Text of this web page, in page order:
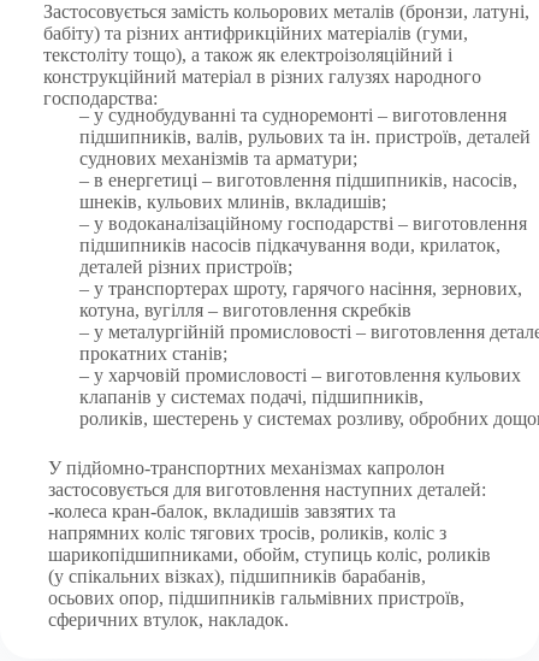
Застосовується замість кольорових металів (бронзи, латуні,
бабіту) та різних антифрикційних матеріалів (гуми,
текстоліту тощо), а також як електроізоляційний і
конструкційний матеріал в різних галузях народного
господарства:
– у суднобудуванні та судноремонті – виготовлення
підшипників, валів, рульових та ін. пристроїв, деталей
суднових механізмів та арматури;
– в енергетиці – виготовлення підшипників, насосів,
шнеків, кульових млинів, вкладишів;
– у водоканалізаційному господарстві – виготовлення
підшипників насосів підкачування води, крилаток,
деталей різних пристроїв;
– у транспортерах шроту, гарячого насіння, зернових,
котуна, вугілля – виготовлення скребків
– у металургійній промисловості – виготовлення
прокатних станів;
– у харчовій промисловості – виготовлення кульових
клапанів у системах подачі, підшипників,
роликів, шестерень у системах розливу, обробних
У підйомно-транспортних механізмах капролон
застосовується для виготовлення наступних деталей:
-колеса кран-балок, вкладишів завзятих та
напрямних коліс тягових тросів, роликів, коліс з
шарикопідшипниками, обойм, ступиць коліс, роликів
(у спікальних візках), підшипників барабанів,
осьових опор, підшипників гальмівних пристроїв,
сферичних втулок, накладок.